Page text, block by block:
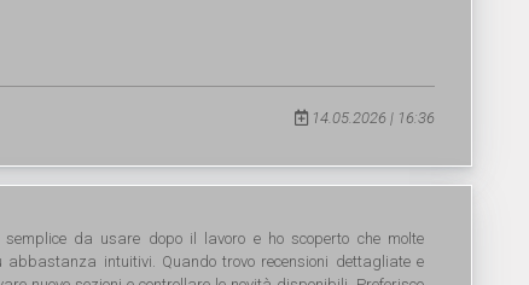
14.05.2026 | 16:36
da usare dopo il lavoro e ho scoperto che molte
abbastanza intuitivi. Quando trovo recensioni dettagliate e